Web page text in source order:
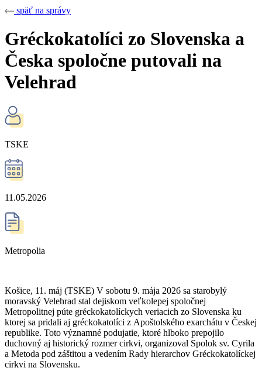
späť na správy
Gréckokatolíci zo Slovenska a
Česka spoločne putovali na
Velehrad
TSKE
11.05.2026
Metropolia
Košice, 11. máj (TSKE) V sobotu 9. mája 2026 sa starobylý
moravský Velehrad stal dejiskom veľkolepej spoločnej
Metropolitnej púte gréckokatolíckych veriacich zo Slovenska ku
ktorej sa pridali aj gréckokatolíci z Apoštolského exarchátu v Českej
republike. Toto významné podujatie, ktoré hlboko prepojilo
duchovný aj historický rozmer cirkvi, organizoval Spolok sv. Cyrila
a Metoda pod záštitou a vedením Rady hierarchov Gréckokatolíckej
cirkvi na Slovensku.